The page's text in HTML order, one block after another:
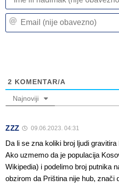
2 KOMENTAR/A
Najnoviji
ZZZ 09.06.2023. 04:31
Da li se zna koliki broj ljudi
Ako uzmemo da je populacija
Wikipedia) i podelimo broj putnika
obzirom da Priština nije hub, znači